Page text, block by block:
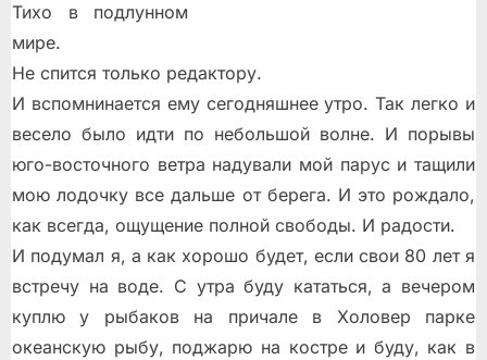
Тихо в подлунном
мире.
Не спится только редактору.
И вспомнинается ему сегодняшнее утро. Так легко и
весело было идти по небольшой волне. И порывы
юго-восточного ветра надували мой парус и тащили
мою лодочку все дальше от берега. И это рождало,
как всегда, ощущение полной свободы. И радости.
И подумал я, а как хорошо будет, если свои 80 лет я
встречу на воде. С утра буду кататься, а вечером
куплю у рыбаков на причале в Холовер парке
океанскую рыбу, поджарю на костре и буду, как в